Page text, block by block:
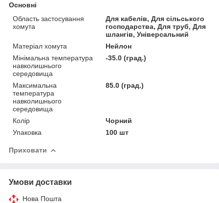
Основні
Область застосування
хомута
Для кабелів, Для сільського
господарства, Для труб, Для
шлангів, Універсальний
Матеріал хомута
Нейлон
Мінімальна температура
навколишнього
середовища
-35.0 (град.)
Максимальна
температура
навколишнього
середовища
85.0 (град.)
Колір
Чорний
Упаковка
100 шт
Приховати
Умови доставки
Нова Пошта